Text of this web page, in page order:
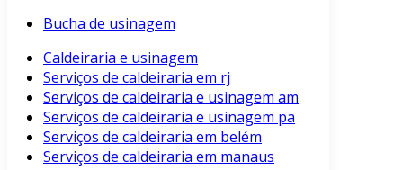
Bucha de usinagem
Caldeiraria e usinagem
Serviços de caldeiraria em rj
Serviços de caldeiraria e usinagem am
Serviços de caldeiraria e usinagem pa
Serviços de caldeiraria em belém
Serviços de caldeiraria em manaus